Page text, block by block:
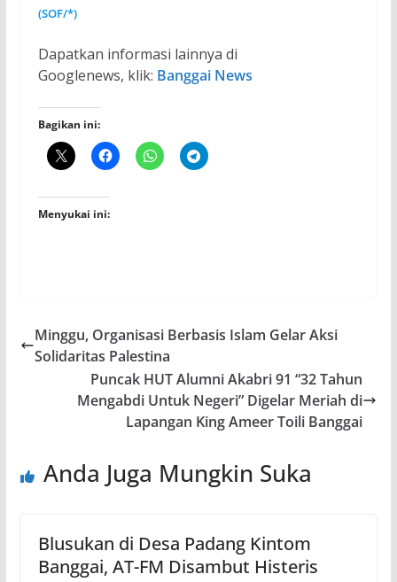
(SOF/*)
Dapatkan informasi lainnya di
Googlenews, klik: Banggai News
Bagikan ini:
Menyukai ini:
Minggu, Organisasi Berbasis Islam Gelar Aksi
Solidaritas Palestina
Puncak HUT Alumni Akabri 91 “32 Tahun
Mengabdi Untuk Negeri” Digelar Meriah di
Lapangan King Ameer Toili Banggai
Anda Juga Mungkin Suka
Blusukan di Desa Padang Kintom
Banggai, AT-FM Disambut Histeris